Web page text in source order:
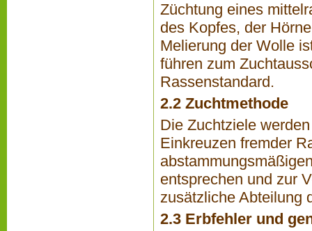
Züchtung eines
des Kopfes, der
Melierung der Wolle
führen zum
Rassenstandard.
2.2 Zuchtmethode
Die Zuchtziele
Einkreuzen fremder
entsprechen und zur
zusätzliche Abteilung
2.3 Erbfehler und